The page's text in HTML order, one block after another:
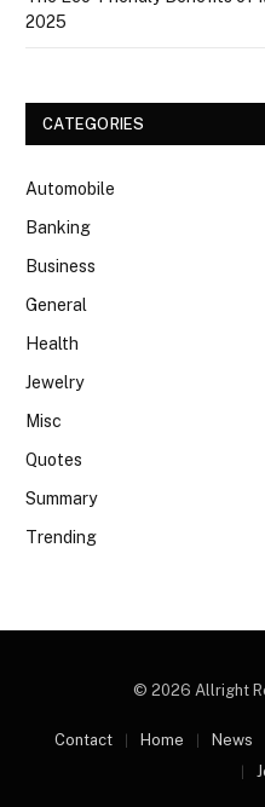
2025
CATEGORIES
Automobile
Banking
Business
General
Health
Jewelry
Misc
Quotes
Summary
Trending
© 2026 Allright
Contact Home News